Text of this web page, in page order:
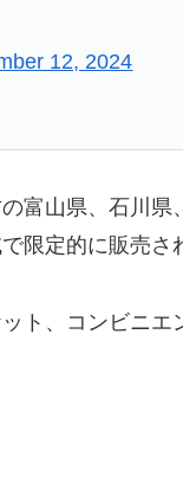
12, 2024
富山県、石川
限定的に販売さ
ト、コンビニ